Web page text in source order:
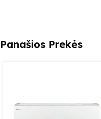
Panašios Prekės